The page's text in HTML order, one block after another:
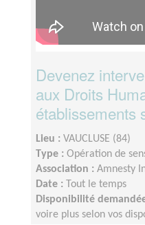
Devenez
aux Droits
établissements
Lieu : VAUCLUSE (84)
Type : Opération de
Association : Amnesty
Date :
Tout le temps
Disponibilité
voire plus selon vos